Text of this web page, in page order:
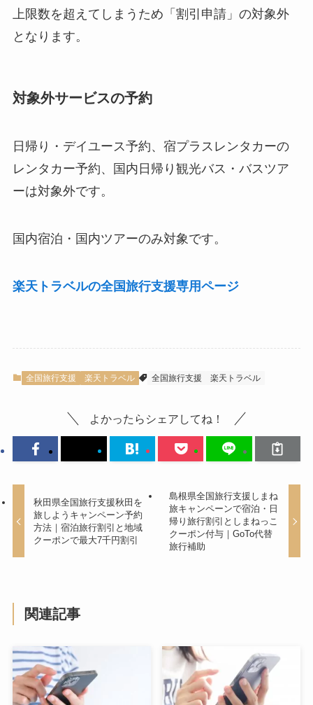
上限数を超えてしまうため「割引申請」の対象外
となります。
対象外サービスの予約
日帰り・デイユース予約、宿プラスレンタカーの
レンタカー予約、国内日帰り観光バス・バスツア
ーは対象外です。
国内宿泊・国内ツアーのみ対象です。
楽天トラベルの全国旅行支援専用ページ
全国旅行支援 楽天トラベル 全国旅行支援 楽天トラベル
よかったらシェアしてね！
秋田県全国旅行支援秋田を
旅しようキャンペーン予約
方法｜宿泊旅行割引と地域
クーポンで最大7千円割引
島根県全国旅行支援しまね
旅キャンペーンで宿泊・日
帰り旅行割引としまねっこ
クーポン付与｜GoTo代替
旅行補助
関連記事